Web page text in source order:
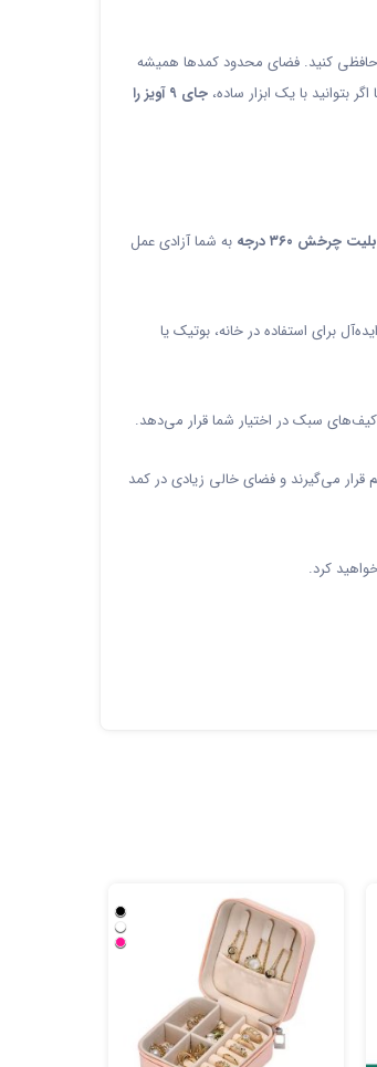
کنید. فضای محدود کمد‌ها همیشه
با یک ابزار ساده،
جای ۹ آویز را
چرخش ۳۶۰ درجه
به شما آزادی عمل
برای استفاده در خانه، بوتیک یا
کیف‌های سبک در اختیار شما قرار می‌دهد.
کنید و لباس‌ها را به‌شکل منظم، دسته‌بندی‌شده و بدون چروک نگهدارید. در حالت عمودی، ۹ آویز در امتداد هم قرار می‌گیرند و فضای خالی زیادی در کمد
کرد.